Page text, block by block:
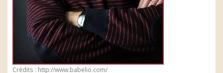
Crédits : http://www.babelio.com/